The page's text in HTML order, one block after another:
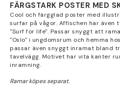
FÄRGSTARK POSTER MED
Cool och färgglad poster med
surfar på vågor. Affischen har även
"Surf for life". Passar snyggt att
"Oslo" i ungdomsrum och hemma
passar även snyggt inramat bland
tavelvägg. Motivet har vita kanter
inramning.